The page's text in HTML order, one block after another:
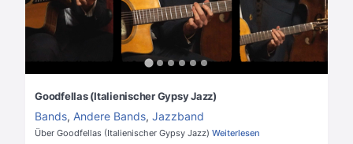
Goodfellas (Italienischer Gypsy Jazz)
Bands, Andere Bands, Jazzband
Über Goodfellas (Italienischer Gypsy Jazz) Weiterlesen